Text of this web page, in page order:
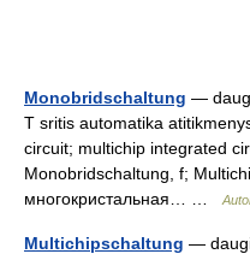
Monobridschaltung —
T sritis automatika
circuit; multichip integrated
Monobridschaltung, f;
многокристальная… …
Multichipschaltung —